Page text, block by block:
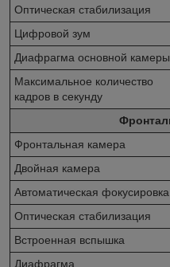
Оптическая стабилизация
Цифровой зум
Диафрагма основной камеры
Максимальное количество
кадров в секунду
Фронтальная камера
Двойная камера
Автоматическая фокусировка
Оптическая стабилизация
Встроенная вспышка
Диафрагма